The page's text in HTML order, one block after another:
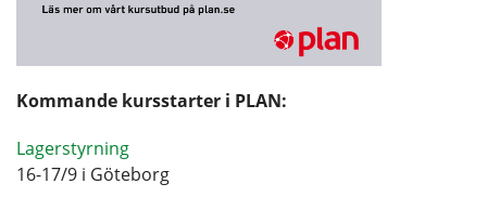
Kommande kursstarter i PLAN:
Lagerstyrning
16-17/9 i Göteborg